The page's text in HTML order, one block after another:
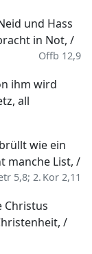
und Hass
in Not, /
Offb 12,9
ihm wird
all
wie ein
manche List, /
5,8; 2. Kor 2,11
Christus
/